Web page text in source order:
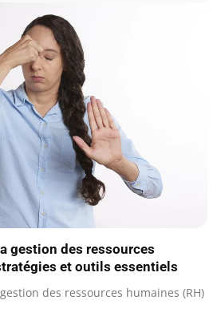
gestion des ressources
et outils essentiels
des ressources humaines (RH)